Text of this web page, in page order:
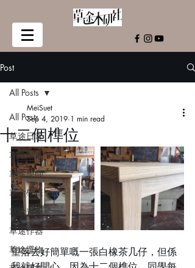
Post
All Posts
草途日常
草途惜木
草途學師
草途學班
草途遊學
草途作器
草途選物
All Posts
十二個榫位
MeiSuet
Sep 4, 2019 1 min read
望落去好簡單嘅一張白橡茶几仔，但係